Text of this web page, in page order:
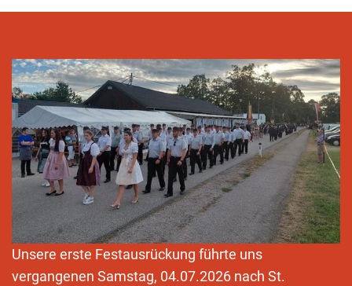
Unsere erste Festausrückung führte uns
vergangenen Samstag, 04.07.2026 nach St.